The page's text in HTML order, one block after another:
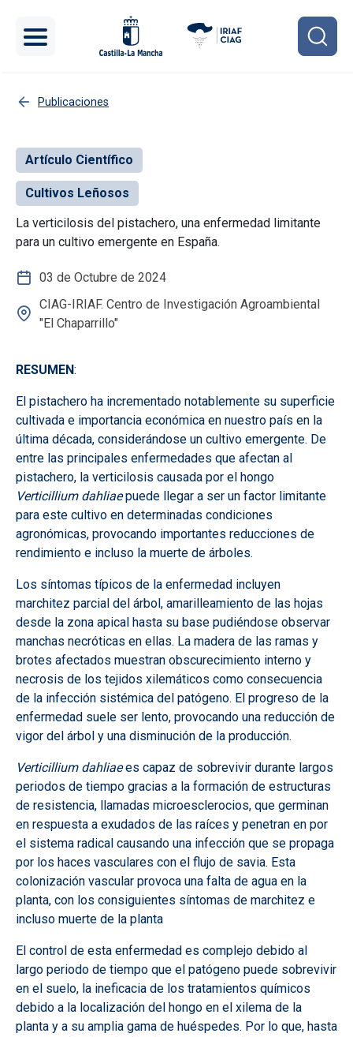
Publicaciones
Artículo Científico
Cultivos Leñosos
La verticilosis del pistachero, una enfermedad limitante
para un cultivo emergente en España.
03 de Octubre de 2024
CIAG-IRIAF. Centro de Investigación Agroambiental
"El Chaparrillo"
RESUMEN:
El pistachero ha incrementado notablemente su superficie
cultivada e importancia económica en nuestro país en la
última década, considerándose un cultivo emergente. De
entre las principales enfermedades que afectan al
pistachero, la verticilosis causada por el hongo
Verticillium dahliaepuede llegar a ser un factor limitante
para este cultivo en determinadas condiciones
agronómicas, provocando importantes reducciones de
rendimiento e incluso la muerte de árboles.
Los síntomas típicos de la enfermedad incluyen
marchitez parcial del árbol, amarilleamiento de las hojas
desde la zona apical hasta su base pudiéndose observar
manchas necróticas en ellas. La madera de las ramas y
brotes afectados muestran obscurecimiento interno y
necrosis de los tejidos xilemáticos como consecuencia
de la infección sistémica del patógeno. El progreso de la
enfermedad suele ser lento, provocando una reducción de
vigor del árbol y una disminución de la producción.
Verticillium dahliaees capaz de sobrevivir durante largos
periodos de tiempo gracias a la formación de estructuras
de resistencia, llamadas microesclerocios, que germinan
en respuesta a exudados de las raíces y penetran en por
el sistema radical causando una infección que se propaga
por los haces vasculares con el flujo de savia. Esta
colonización vascular provoca una falta de agua en la
planta, con los consiguientes síntomas de marchitez e
incluso muerte de la planta
El control de esta enfermedad es complejo debido al
largo periodo de tiempo que el patógeno puede sobrevivir
en el suelo, la ineficacia de los tratamientos químicos
debido a la localización del hongo en el xilema de la
planta y a su amplia gama de huéspedes. Por lo que, hasta